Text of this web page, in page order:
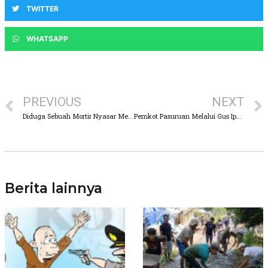
TWITTER
WHATSAPP
PREVIOUS
Diduga Sebuah Mortir Nyasar Menimpah Rumah Warga
NEXT
Pemkot Pasuruan Melalui Gus Ipul, Resmi Hibahkan Tanah Kepada Lapas Kelas IIB
Berita lainnya